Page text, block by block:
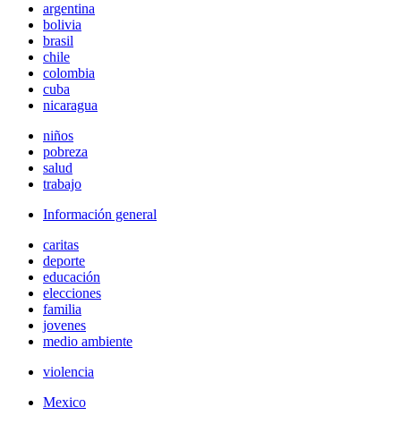
argentina
bolivia
brasil
chile
colombia
cuba
nicaragua
niños
pobreza
salud
trabajo
Información general
caritas
deporte
educación
elecciones
familia
jovenes
medio ambiente
violencia
Mexico